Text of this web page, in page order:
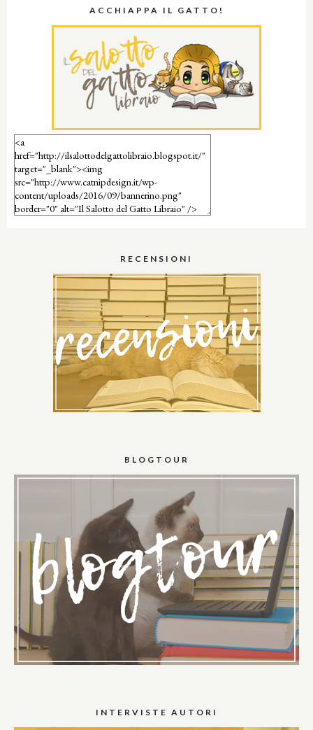
ACCHIAPPA IL GATTO!
RECENSIONI
BLOGTOUR
INTERVISTE AUTORI